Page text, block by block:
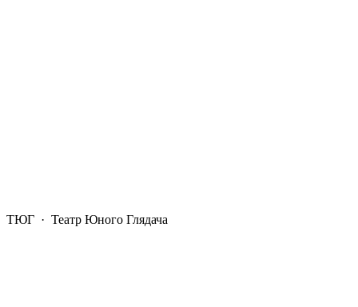
ТЮГ · Театр Юного Глядача